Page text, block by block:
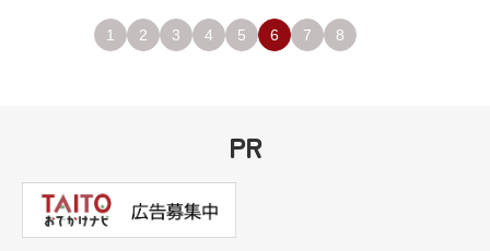
1 2 3 4 5 6 7 8
PR